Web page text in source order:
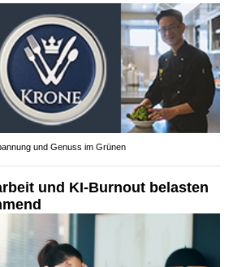
und Genuss im Grünen
und KI-Burnout belasten